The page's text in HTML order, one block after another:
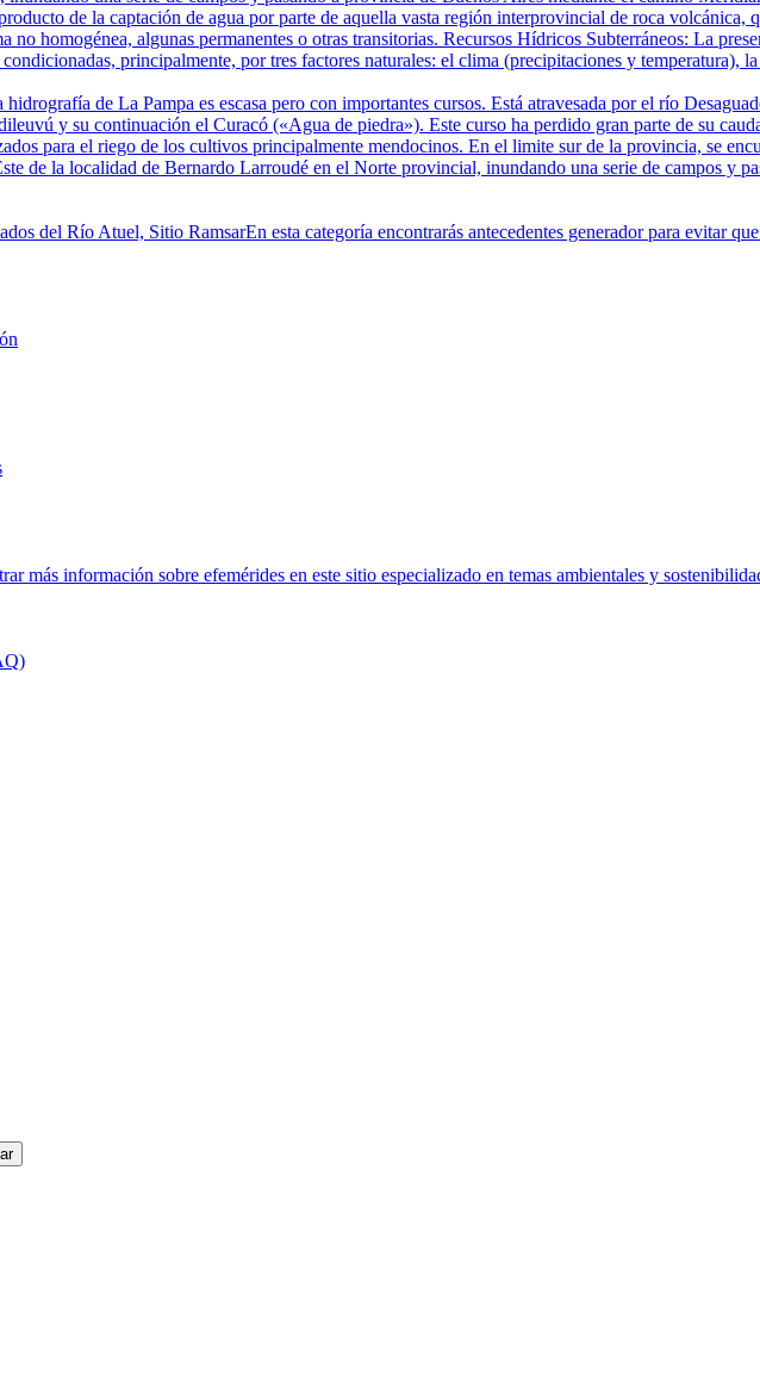
de la captación de agua por parte de aquella vasta región interprovincial de roca volcánica,
no homogénea, algunas permanentes o otras transitorias. Recursos Hídricos Subterráneos: La
condicionadas, principalmente, por tres factores naturales: el clima (precipitaciones y
hidrografía de La Pampa es escasa pero con importantes cursos. Está atravesada por el río
y su continuación el Curacó («Agua de piedra»). Este curso ha perdido gran parte de su
para el riego de los cultivos principalmente mendocinos. En el limite sur de la provincia, se
de la localidad de Bernardo Larroudé en el Norte provincial, inundando una serie de campos y
del Río Atuel, Sitio RamsarEn esta categoría encontrarás antecedentes generador para evitar
más información sobre efemérides en este sitio especializado en temas ambientales y